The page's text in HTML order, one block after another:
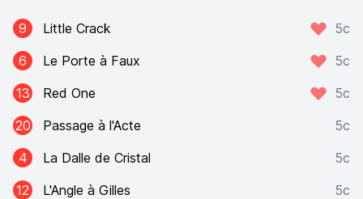
9 Little Crack
5c
6
Le Porte à Faux
5c
13
Red One
5c
20
Passage à l'Acte
5c
4
La Dalle de Cristal
5c
12
L'Angle à Gilles
5c